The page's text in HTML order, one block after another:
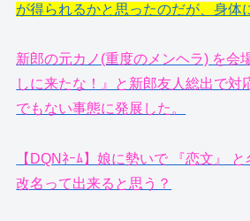
が得られるかと思ったのだが、身
新郎の元カノ(重度のメンヘラ) を会
しに来たな！』と新郎友人総出で対
でもない事態に発展した。
【DQNﾈｰﾑ】娘に勢いで 『恋文』 と
改名って出来ると思う？